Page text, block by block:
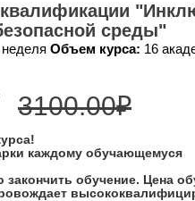
среды"
неделя Объем курса: 16
3100.00₽
каждому обучающемуся
обучение. Цена